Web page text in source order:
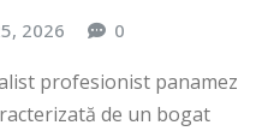
2026 0
profesionist panamez
de un bogat